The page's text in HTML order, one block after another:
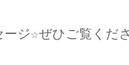
ージ☆ぜひご覧くだ